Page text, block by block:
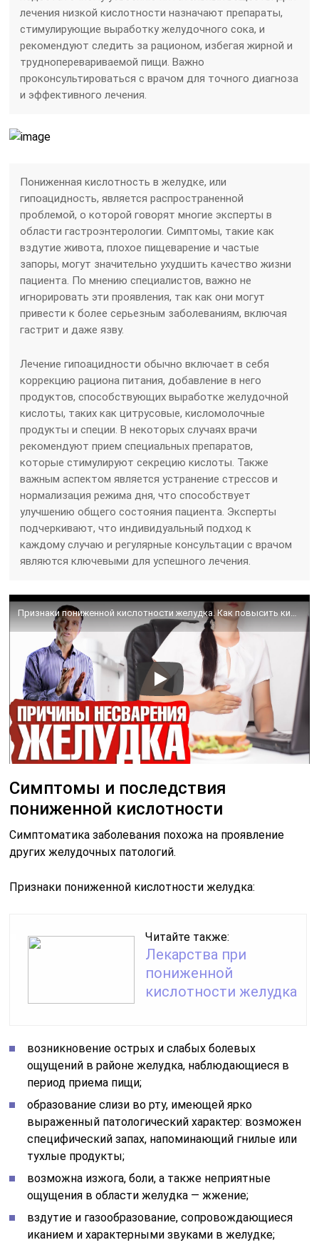
лечения низкой кислотности назначают препараты,
стимулирующие выработку желудочного сока, и
рекомендуют следить за рационом, избегая жирной и
трудноперевариваемой пищи. Важно
проконсультироваться с врачом для точного диагноза
и эффективного лечения.
Пониженная кислотность в желудке, или
гипоацидность, является распространенной
проблемой, о которой говорят многие эксперты в
области гастроэнтерологии. Симптомы, такие как
вздутие живота, плохое пищеварение и частые
запоры, могут значительно ухудшить качество жизни
пациента. По мнению специалистов, важно не
игнорировать эти проявления, так как они могут
привести к более серьезным заболеваниям, включая
гастрит и даже язву.
Лечение гипоацидности обычно включает в себя
коррекцию рациона питания, добавление в него
продуктов, способствующих выработке желудочной
кислоты, таких как цитрусовые, кисломолочные
продукты и специи. В некоторых случаях врачи
рекомендуют прием специальных препаратов,
которые стимулируют секрецию кислоты. Также
важным аспектом является устранение стрессов и
нормализация режима дня, что способствует
улучшению общего состояния пациента. Эксперты
подчеркивают, что индивидуальный подход к
каждому случаю и регулярные консультации с врачом
являются ключевыми для успешного лечения.
Симптомы и последствия
пониженной кислотности
Симптоматика заболевания похожа на проявление
других желудочных патологий.
Признаки пониженной кислотности желудка:
Читайте также:
Лекарства при
пониженной
кислотности желудка
возникновение острых и слабых болевых
ощущений в районе желудка, наблюдающиеся в
период приема пищи;
образование слизи во рту, имеющей ярко
выраженный патологический характер: возможен
специфический запах, напоминающий гнилые или
тухлые продукты;
возможна изжога, боли, а также неприятные
ощущения в области желудка — жжение;
вздутие и газообразование, сопровождающиеся
иканием и характерными звуками в желудке;